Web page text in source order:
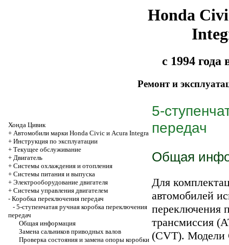
Honda
с 1994 года
Ремонт и
Хонда Цивик
+ Автомобили марки Honda Civic и Acura Integra
+ Инструкция по эксплуатации
+ Текущее обслуживание
+ Двигатель
+ Системы охлаждения и отопления
+ Системы питания и выпуска
+ Электрооборудование двигателя
+ Системы управления двигателем
- Коробка переключения передач
- 5-ступенчатая ручная коробка переключения
передач
Общая информация
Замена сальников приводных валов
Проверка состояния и замена опоры коробки
5-
передач
Общая
Для
автомобилей
переключения
трансмиссия
(CVT). Модели